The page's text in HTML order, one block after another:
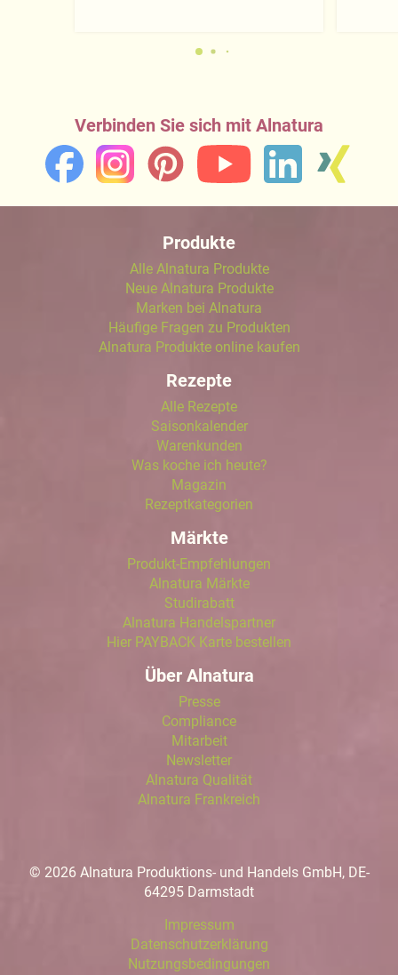
Verbinden Sie sich mit Alnatura
Produkte
Alle Alnatura Produkte
Neue Alnatura Produkte
Marken bei Alnatura
Häufige Fragen zu Produkten
Alnatura Produkte online kaufen
Rezepte
Alle Rezepte
Saisonkalender
Warenkunden
Was koche ich heute?
Magazin
Rezeptkategorien
Märkte
Produkt-Empfehlungen
Alnatura Märkte
Studirabatt
Alnatura Handelspartner
Hier PAYBACK Karte bestellen
Über Alnatura
Presse
Compliance
Mitarbeit
Newsletter
Alnatura Qualität
Alnatura Frankreich
© 2026 Alnatura Produktions- und Handels GmbH, DE-
64295 Darmstadt
Impressum
Datenschutzerklärung
Nutzungsbedingungen